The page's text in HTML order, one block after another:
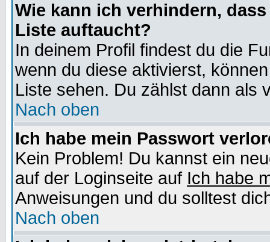
Wie kann ich verhindern,
Liste auftaucht?
In deinem Profil findest du die
wenn du diese aktivierst,
Liste sehen. Du zählst dann als
Nach oben
Ich habe mein Passwort
Kein Problem! Du kannst ein
auf der Loginseite auf Ich habe
Anweisungen und du solltest
Nach oben